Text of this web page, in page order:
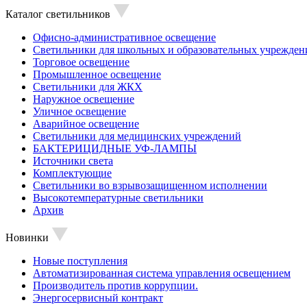
Каталог светильников
Офисно-административное освещение
Светильники для школьных и образовательных
Торговое освещение
Промышленное освещение
Светильники для ЖКХ
Наружное освещение
Уличное освещение
Аварийное освещение
Светильники для медицинских учреждений
БАКТЕРИЦИДНЫЕ УФ-ЛАМПЫ
Источники света
Комплектующие
Светильники во взрывозащищенном исполнении
Высокотемпературные светильники
Архив
Новинки
Новые поступления
Автоматизированная система управления освещением
Производитель против коррупции.
Энергосервисный контракт